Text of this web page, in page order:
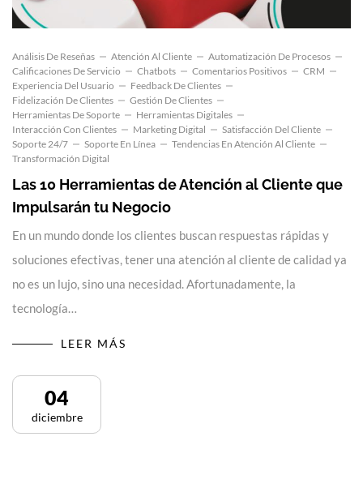
Análisis De Reseñas Atención Al Cliente
Automatización De Procesos
Calificaciones De Servicio
Chatbots Comentarios Positivos
CRM
Experiencia Del Usuario
Feedback De Clientes
Fidelización De Clientes
Gestión De Clientes
Herramientas De Soporte
Herramientas Digitales
Interacción Con Clientes
Marketing Digital
Satisfacción Del Cliente
Soporte 24/7
Soporte En Línea
Tendencias En Atención Al Cliente
Transformación Digital
Las 10 Herramientas de Atención al Cliente que
Impulsarán tu Negocio
En un mundo donde los clientes buscan respuestas rápidas y
soluciones efectivas, tener una atención al cliente de calidad ya
no es un lujo, sino una necesidad. Afortunadamente, la
tecnología…
LEER MÁS
04
diciembre